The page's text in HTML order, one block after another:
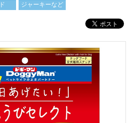
English
ジャーキーなど